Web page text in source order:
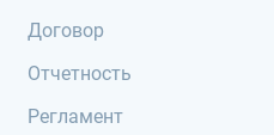
Договор
Отчетность
Регламент